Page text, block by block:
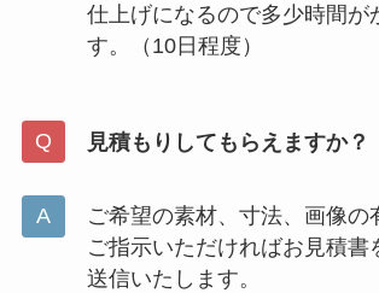
仕上げになるので多少時間が
す。（10日程度）
見積もりしてもらえますか？
ご希望の素材、寸法、画像の
ご指示いただければお見積書
送信いたします。